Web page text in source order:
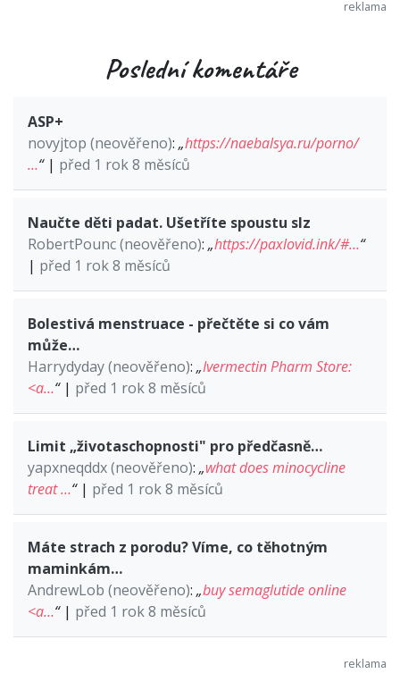
Poslední komentáře
ASP+
novyjtop (neověřeno): „https://naebalsya.ru/porno/
…“| před 1 rok 8 měsíců
Naučte děti padat. Ušetříte spoustu slz
RobertPounc (neověřeno): „https://paxlovid.ink/#…“
| před 1 rok 8 měsíců
Bolestivá menstruace - přečtěte si co vám
může…
Harrydyday (neověřeno): „Ivermectin Pharm Store:
<a…“| před 1 rok 8 měsíců
Limit „životaschopnosti" pro předčasně…
yapxneqddx (neověřeno): „what does minocycline
treat …“| před 1 rok 8 měsíců
Máte strach z porodu? Víme, co těhotným
maminkám…
AndrewLob (neověřeno): „buy semaglutide online
<a…“| před 1 rok 8 měsíců